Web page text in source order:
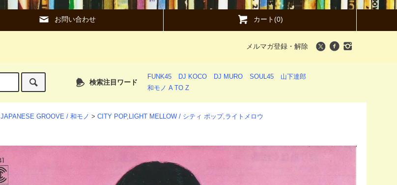
お問い合わせ カート(0)
メルマガ登録・解除
検索注目ワード
FUNK45 DJ KOCO DJ MURO SOUL45
山下達郎
和モノ A TO Z
JAPANESE GROOVE / 和モノ > CITY POP,LIGHT MELLOW / シティ ポップ,ライトメロウ